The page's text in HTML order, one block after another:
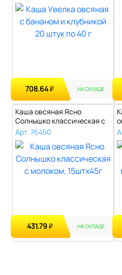
708.64₽ НА СКЛАДЕ
Каша овсяная Ясно
Солнышко классическая с
молоком, 15шт..
Арт. 76450
431.79₽ НА СКЛАДЕ